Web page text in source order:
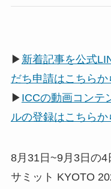
▶ 新着記事を公式
だち申請はこちらか
▶ ICCの動画コンテ
ルの登録はこちらか
8月31日~9月3日の
サミット KYOTO